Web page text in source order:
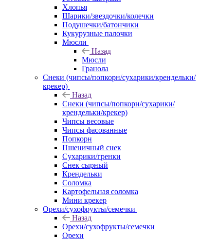
Хлопья
Шарики/звездочки/колечки
Подушечки/батончики
Кукурузные палочки
Мюсли
Назад
Мюсли
Гранола
Снеки (чипсы/попкорн/сухарики/крендельки/
крекер)
Назад
Снеки (чипсы/попкорн/сухарики/
крендельки/крекер)
Чипсы весовые
Чипсы фасованные
Попкорн
Пшеничный снек
Сухарики/гренки
Снек сырный
Крендельки
Соломка
Картофельная соломка
Мини крекер
Орехи/сухофрукты/семечки
Назад
Орехи/сухофрукты/семечки
Орехи